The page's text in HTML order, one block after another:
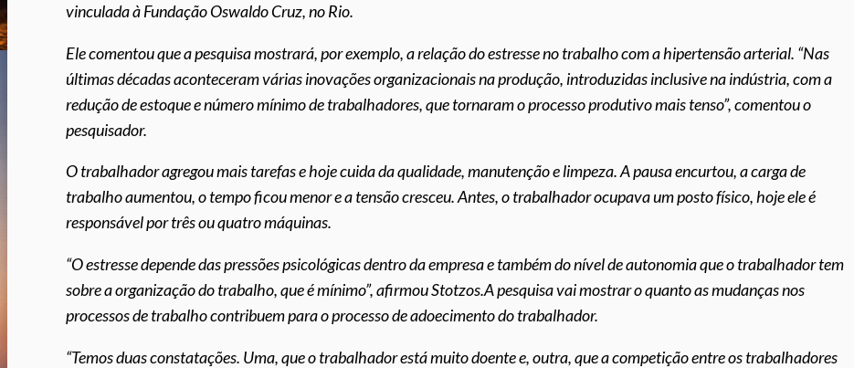
vinculada à Fundação Oswaldo Cruz, no Rio.
Ele comentou que a pesquisa mostrará, por exemplo, a relação do estresse no trabalho com a hipertensão arterial. “Nas
últimas décadas aconteceram várias inovações organizacionais na produção, introduzidas inclusive na indústria, com a
redução de estoque e número mínimo de trabalhadores, que tornaram o processo produtivo mais tenso”, comentou o
pesquisador.
O trabalhador agregou mais tarefas e hoje cuida da qualidade, manutenção e limpeza. A pausa encurtou, a carga de
trabalho aumentou, o tempo ficou menor e a tensão cresceu. Antes, o trabalhador ocupava um posto físico, hoje ele é
responsável por três ou quatro máquinas.
“O estresse depende das pressões psicológicas dentro da empresa e também do nível de autonomia que o trabalhador tem
sobre a organização do trabalho, que é mínimo”, afirmou Stotzos.A pesquisa vai mostrar o quanto as mudanças nos
processos de trabalho contribuem para o processo de adoecimento do trabalhador.
“Temos duas constatações. Uma, que o trabalhador está muito doente e, outra, que a competição entre os trabalhadores